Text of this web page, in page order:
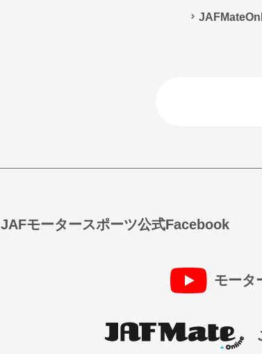
JAFモータースポーツ公式Facebook
モータ